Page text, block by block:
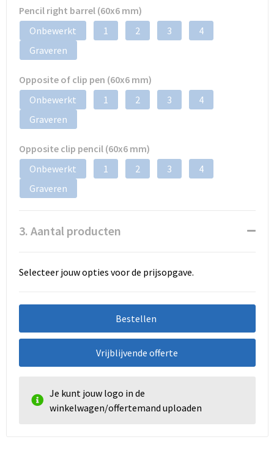
Pencil right barrel (60x6 mm)
Onbewerkt
1 2 3
4
Graveren
Opposite of clip pen (60x6 mm)
Onbewerkt
1 2 3
4
Graveren
Opposite clip pencil (60x6 mm)
Onbewerkt
1 2 3
4
Graveren
3. Aantal producten
Selecteer jouw opties voor de prijsopgave.
Bestellen
Vrijblijvende offerte
Je kunt jouw logo in de
winkelwagen/offertemand uploaden